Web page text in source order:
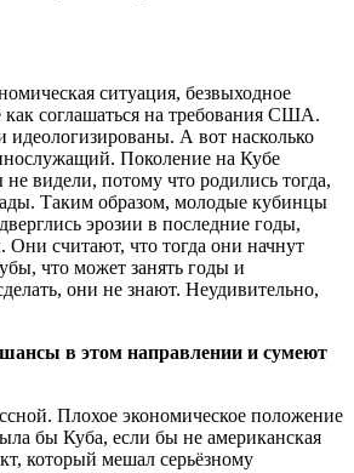
ситуация, безвыходное
как соглашаться на требования США.
идеологизированы. А вот насколько
Поколение на Кубе
видели, потому что родились тогда,
Таким образом, молодые кубинцы
эрозии в последние годы,
Они считают, что тогда они начнут
что может занять годы и
они не знают. Неудивительно,
в этом направлении и сумеют
Плохое экономическое положение
бы Куба, если бы не американская
который мешал серьёзному